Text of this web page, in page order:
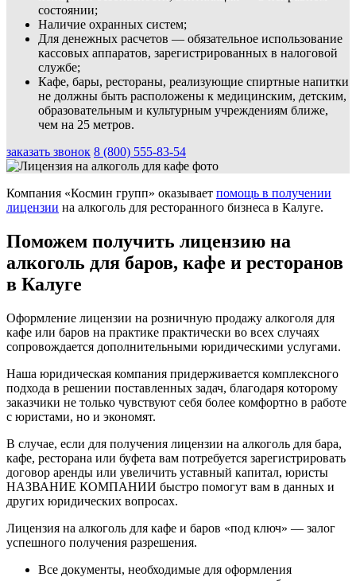
состоянии;
Наличие охранных систем;
Для денежных расчетов — обязательное использование
кассовых аппаратов, зарегистрированных в налоговой
службе;
Кафе, бары, рестораны, реализующие спиртные напитки
не должны быть расположены к медицинским, детским,
образовательным и культурным учреждениям ближе,
чем на 25 метров.
заказать звонок 8 (800) 555-83-54
Компания «Космин групп» оказывает помощь в получении
лицензии на алкоголь для ресторанного бизнеса в Калуге.
Поможем получить лицензию на
алкоголь для баров, кафе и ресторанов
в Калуге
Оформление лицензии на розничную продажу алкоголя для
кафе или баров на практике практически во всех случаях
сопровождается дополнительными юридическими услугами.
Наша юридическая компания придерживается комплексного
подхода в решении поставленных задач, благодаря которому
заказчики не только чувствуют себя более комфортно в работе
с юристами, но и экономят.
В случае, если для получения лицензии на алкоголь для бара,
кафе, ресторана или буфета вам потребуется зарегистрировать
договор аренды или увеличить уставный капитал, юристы
НАЗВАНИЕ КОМПАНИИ быстро помогут вам в данных и
других юридических вопросах.
Лицензия на алкоголь для кафе и баров «под ключ» — залог
успешного получения разрешения.
Все документы, необходимые для оформления